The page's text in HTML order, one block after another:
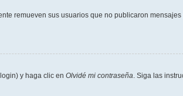
remueven sus usuarios que no publicaron
y haga clic en Olvidé mi contraseña. Siga las